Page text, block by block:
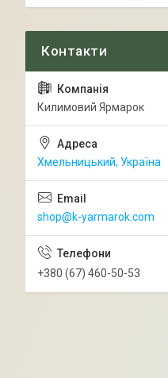
Килимовий Ярмарок
Хмельницький, Україна
shop@k-yarmarok.com
+380 (67) 460-50-53